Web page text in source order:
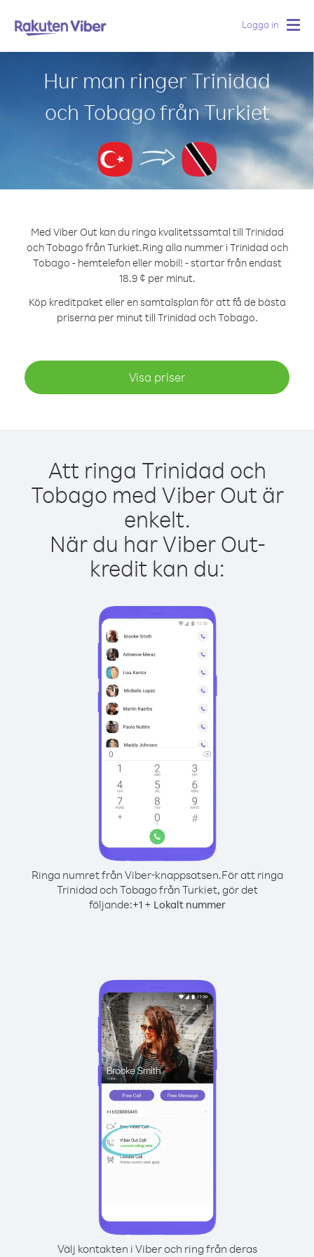
Logga in
Hur man ringer Trinidad
och Tobago från Turkiet
Med Viber Out kan du ringa kvalitetssamtal till Trinidad
och Tobago från Turkiet.Ring alla nummer i Trinidad och
Tobago - hemtelefon eller mobil! - startar från endast
18.9 ¢ per minut.
Köp kreditpaket eller en samtalsplan för att få de bästa
priserna per minut till Trinidad och Tobago.
Visa priser
Att ringa Trinidad och
Tobago med Viber Out är
enkelt.
När du har Viber Out-
kredit kan du:
Ringa numret från Viber-knappsatsen.För att ringa
Trinidad och Tobago från Turkiet, gör det
följande:+1+ Lokalt nummer
Välj kontakten i Viber och ring från deras